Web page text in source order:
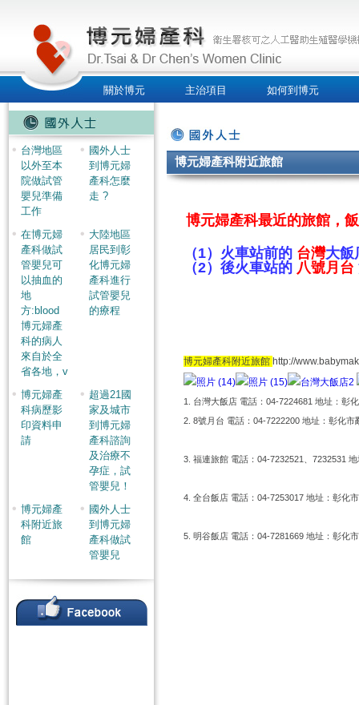
關於博元 主治項目 如何到博元
博元婦產科附近旅館
博元婦產科最近的旅館，
（1）火車站前的 台灣大飯
（2）後火車站的 八號月台
博元婦產科附近旅館 http://
1. 台灣大飯店 電話：04-7224681 地址：彰
2. 8號月台 電話：04-7222200 地址：彰化
3. 福連旅館 電話：04-7232521、7232531
4. 全台飯店 電話：04-7253017 地址：彰化
5. 明谷飯店 電話：04-7281669 地址：彰化
台灣地區
以外至本
院做試管
嬰兒準備
工作
國外人士
到博元婦
產科怎麼
走 ?
在博元婦
產科做試
管嬰兒可
以抽血的
地
方:blood
博元婦產
科的病人
來自於全
省各地，v
大陸地區
居民到彰
化博元婦
產科進行
試管嬰兒
的療程
博元婦產
科病歷影
印資料申
請
超過21國
家及城市
到博元婦
產科諮詢
及治療不
孕症，試
管嬰兒！
博元婦產
科附近旅
館
國外人士
到博元婦
產科做試
管嬰兒